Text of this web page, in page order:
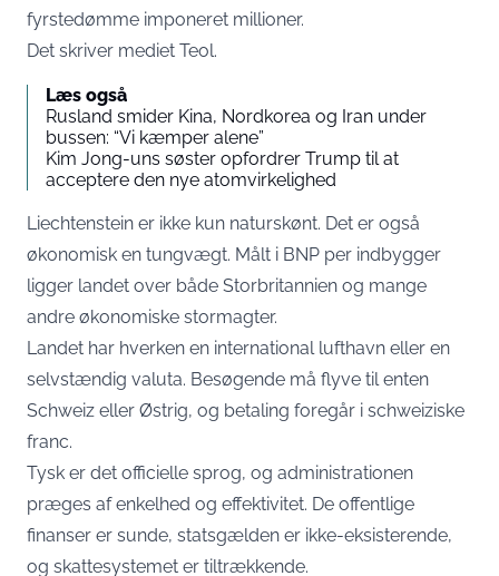
fyrstedømme imponeret millioner.
Det skriver mediet Teol.
Læs også
Rusland smider Kina, Nordkorea og Iran under
bussen: “Vi kæmper alene”
Kim Jong-uns søster opfordrer Trump til at
acceptere den nye atomvirkelighed
Liechtenstein er ikke kun naturskønt. Det er også
økonomisk en tungvægt. Målt i BNP per indbygger
ligger landet over både Storbritannien og mange
andre økonomiske stormagter.
Landet har hverken en international lufthavn eller en
selvstændig valuta. Besøgende må flyve til enten
Schweiz eller Østrig, og betaling foregår i schweiziske
franc.
Tysk er det officielle sprog, og administrationen
præges af enkelhed og effektivitet. De offentlige
finanser er sunde, statsgælden er ikke-eksisterende,
og skattesystemet er tiltrækkende.